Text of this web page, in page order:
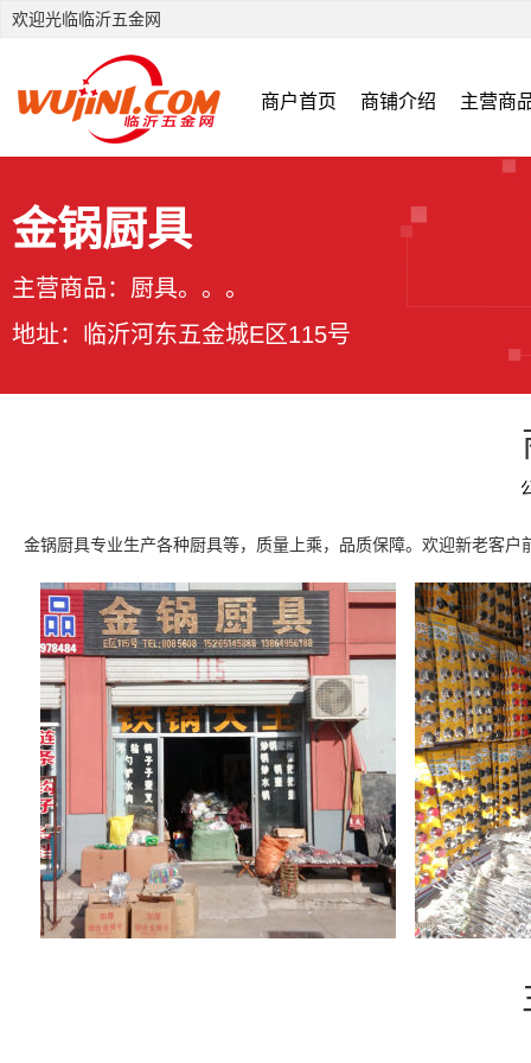
欢迎光临临沂五金网
商户首页 商铺介绍 主营商
金锅厨具
主营商品：厨具。。。
地址：临沂河东五金城E区115号
金锅厨具专业生产各种厨具等，质量上乘，品质保障。欢迎新老客户